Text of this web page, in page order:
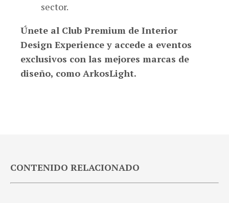
sector.
Únete al Club Premium de Interior
Design Experience y accede a eventos
exclusivos con las mejores marcas de
diseño, como ArkosLight.
CONTENIDO RELACIONADO